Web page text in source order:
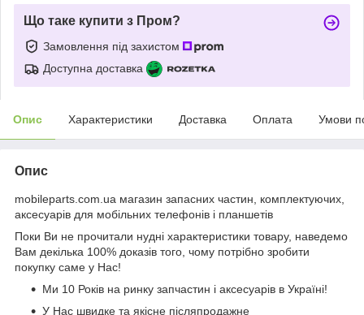
Що таке купити з Пром?
Замовлення під захистом
Доступна доставка
Опис Характеристики Доставка Оплата Умови
Опис
mobileparts.com.ua магазин запасних частин, комплектуючих,
аксесуарів для мобільних телефонів і планшетів
Поки Ви не прочитали нудні характеристики товару, наведемо
Вам декілька 100% доказів того, чому потрібно зробити
покупку саме у Нас!
Ми 10 Років на ринку запчастин і аксесуарів в Україні!
У Нас швидке та якісне післяпродажне